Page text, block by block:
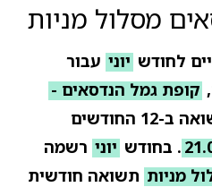
מסלול מניות
לחודש יוני עבור
קופת גמל הנדסאים -
. התשואה ב-12 החודשים
. בחודש יוני רשמה
מניות תשואה חודשית